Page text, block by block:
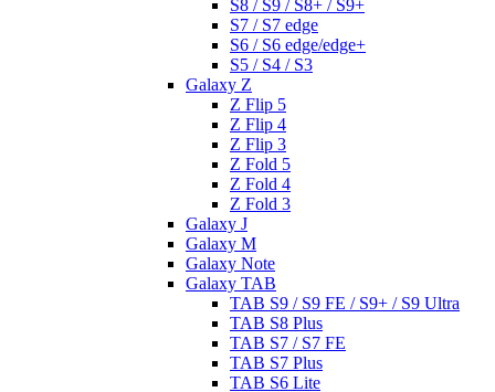
S8 / S9 / S8+ / S9+
S7 / S7 edge
S6 / S6 edge/edge+
S5 / S4 / S3
Galaxy Z
Z Flip 5
Z Flip 4
Z Flip 3
Z Fold 5
Z Fold 4
Z Fold 3
Galaxy J
Galaxy M
Galaxy Note
Galaxy TAB
TAB S9 / S9 FE / S9+ / S9 Ultra
TAB S8 Plus
TAB S7 / S7 FE
TAB S7 Plus
TAB S6 Lite